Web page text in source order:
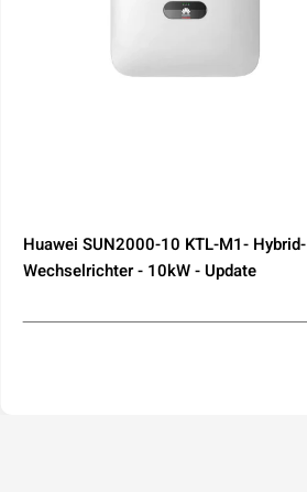
Huawei SUN2000-10 KTL-M1- Hybrid-
Wechselrichter - 10kW - Update